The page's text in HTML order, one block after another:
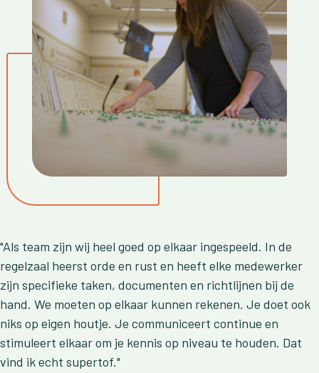
"Als team zijn wij heel goed op elkaar ingespeeld. In de
regelzaal heerst orde en rust en heeft elke medewerker
zijn specifieke taken, documenten en richtlijnen bij de
hand. We moeten op elkaar kunnen rekenen. Je doet ook
niks op eigen houtje. Je communiceert continue en
stimuleert elkaar om je kennis op niveau te houden. Dat
vind ik echt supertof."